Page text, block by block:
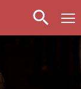
search